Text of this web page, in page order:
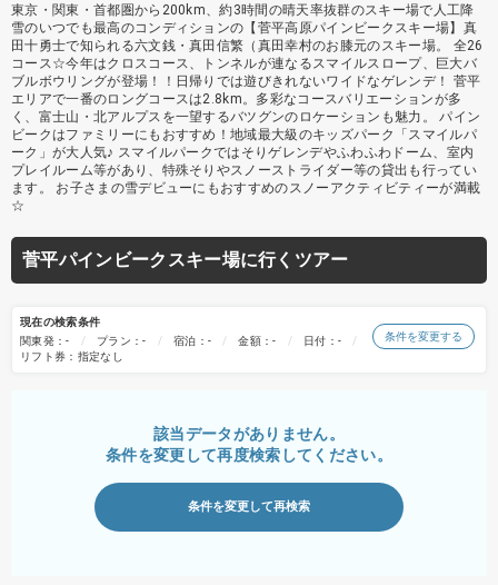
東京・関東・首都圏から200km、約3時間の晴天率抜群のスキー場で人工降
雪のいつでも最高のコンディションの【菅平高原パインビークスキー場】真
田十勇士で知られる六文銭・真田信繁（真田幸村のお膝元のスキー場。 全26
コース☆今年はクロスコース、トンネルが連なるスマイルスロープ、巨大バ
ブルボウリングが登場！！日帰りでは遊びきれないワイドなゲレンデ！ 菅平
エリアで一番のロングコースは2.8km。多彩なコースバリエーションが多
く、富士山・北アルプスを一望するバツグンのロケーションも魅力。 パイン
ビークはファミリーにもおすすめ！地域最大級のキッズパーク「スマイルパ
ーク」が大人気♪ スマイルパークではそりゲレンデやふわふわドーム、室内
プレイルーム等があり、特殊そりやスノーストライダー等の貸出も行ってい
ます。 お子さまの雪デビューにもおすすめのスノーアクティビティーが満載
☆
菅平パインビークスキー場に行くツアー
現在の検索条件
関東発：-
プラン：- 宿泊：- 金額：-
日付：-
リフト券：指定なし
条件を変更する
該当データがありません。
条件を変更して再度検索してください。
条件を変更して再検索